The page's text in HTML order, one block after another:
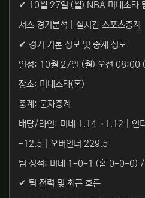
✔ 10월 27일 (월) NBA 미네소타
서스 경기분석 | 실시간 스포츠중계
✔ 경기 기본 정보 및 중계 정보
일정: 10월 27일 (월) 오전 08:00 (
장소: 미네소타(홈)
중계: 문자중계
배당/라인: 미네 1.14→1.12 | 인
-12.5 | 오버언더 229.5
팀 성적: 미네 1-0-1 (홈 0-0-0)
✔ 팀 전력 및 최근 흐름